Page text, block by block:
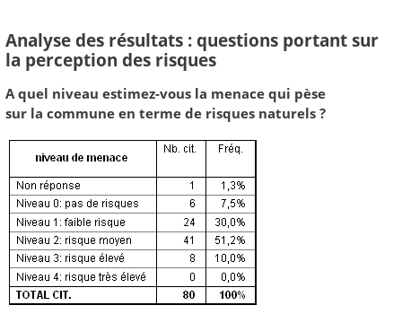
Analyse des résultats : questions portant sur
la perception des risques
A quel niveau estimez-vous la menace qui pèse
sur la commune en terme de risques naturels ?